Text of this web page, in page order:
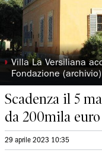
◗ Villa La Versiliana
Fondazione (archivio)
Scadenza il 5
da 200mila euro
29 aprile 2023 10:35